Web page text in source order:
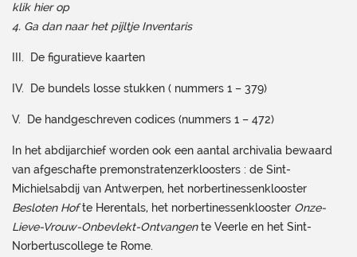
klik hier op
4. Ga dan naar het pijltje Inventaris
III. De figuratieve kaarten
IV. De bundels losse stukken ( nummers 1 – 379)
V. De handgeschreven codices (nummers 1 – 472)
In het abdijarchief worden ook een aantal archivalia bewaard
van afgeschafte premonstratenzerkloosters : de Sint-
Michielsabdij van Antwerpen, het norbertinessenklooster
Besloten Hofte Herentals, het norbertinessenklooster Onze-
Lieve-Vrouw-Onbevlekt-Ontvangente Veerle en het Sint-
Norbertuscollege te Rome.